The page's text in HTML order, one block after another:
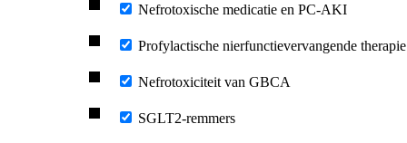
Nefrotoxische medicatie en PC-AKI
Profylactische nierfunctievervangende
Nefrotoxiciteit van GBCA
SGLT2-remmers